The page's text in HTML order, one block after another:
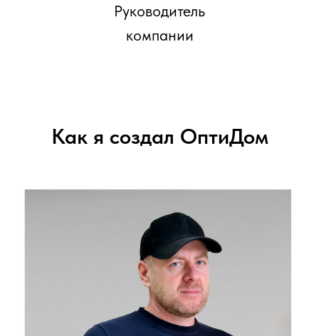
Руководитель
компании
Как я создал ОптиДом